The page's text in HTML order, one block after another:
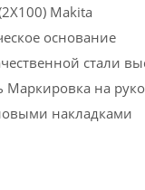
Makita
основание
стали
Маркировка на
накладками